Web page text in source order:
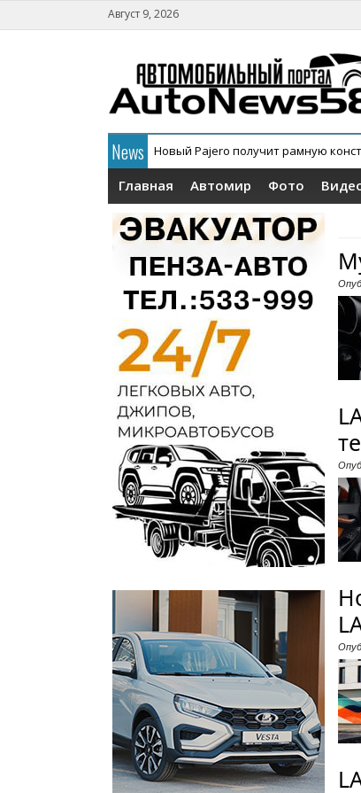
Август 9, 2026
News
Новый Pajero получит рамную
Главная Автомир Фото